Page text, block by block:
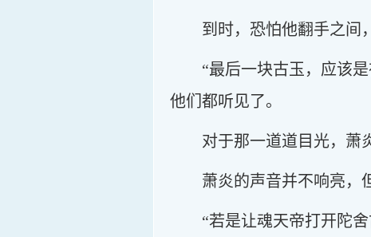
到时，恐怕他翻手之间
“最后一块古玉，应该
他们都听见了。
对于那一道道目光，萧
萧炎的声音并不响亮，
“若是让魂天帝打开陀